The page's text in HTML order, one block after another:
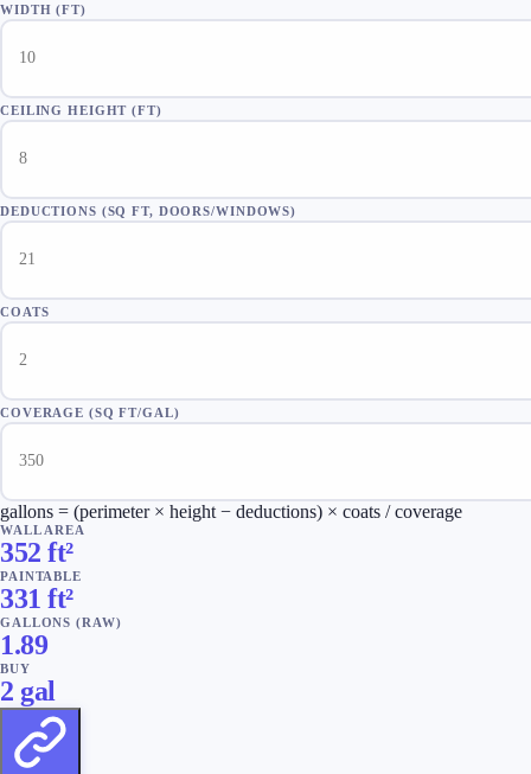
WIDTH (FT)
CEILING HEIGHT (FT)
DEDUCTIONS (SQ FT, DOORS/WINDOWS)
COATS
COVERAGE (SQ FT/GAL)
gallons = (perimeter × height − deductions) × coats / coverage
WALL AREA
352 ft²
PAINTABLE
331 ft²
GALLONS (RAW)
1.89
BUY
2 gal